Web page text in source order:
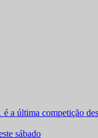
sábado